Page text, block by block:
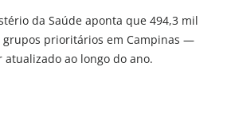
da Saúde aponta que 494,3 mil
grupos prioritários em Campinas —
ao longo do ano.